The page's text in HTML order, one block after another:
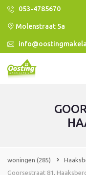
053-4785670
Molenstraat 5a
woningen (285)
Goorsestraat 81,